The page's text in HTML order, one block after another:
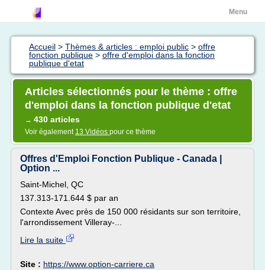
Menu
Accueil > Thèmes & articles : emploi public > offre
fonction publique > offre d'emploi dans la fonction
publique d'etat
Articles sélectionnés pour le thème : offre
d'emploi dans la fonction publique d'etat
→ 430 articles
Voir également 13 Vidéos pour ce thème
Offres d'Emploi Fonction Publique - Canada |
Option ...
Saint-Michel, QC
137.313-171.644 $ par an
Contexte Avec près de 150 000 résidants sur son territoire,
l'arrondissement Villeray-...
Lire la suite
Site : https://www.option-carriere.ca